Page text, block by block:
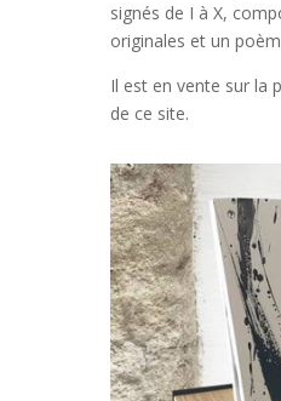
signés de I à X,
originales et un
Il est en vente sur la
de ce site.